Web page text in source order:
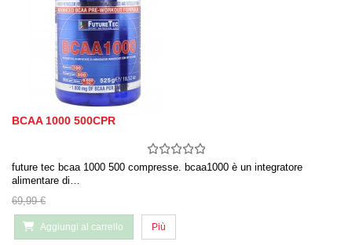
BCAA 1000 500CPR
future tec bcaa 1000 500 compresse. bcaa1000 è un integratore
alimentare di…
69,99 €
Aggiungi al carrello Più